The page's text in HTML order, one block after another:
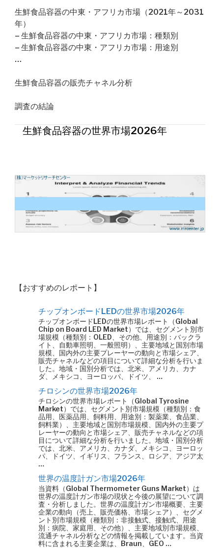
生鮮食品容器の中東・アフリカ市場（2021年～2031
年）
– 生鮮食品容器の中東・アフリカ市場：種類別
– 生鮮食品容器の中東・アフリカ市場：用途別
…
生鮮食品容器の販売チャネル分析
調査の結論
生鮮食品容器の世界市場2026年
【おすすめのレポート】
チップオンボードLEDの世界市場2026年
チップオンボードLEDの世界市場レポート（Global
Chip on Board LED Market）では、セグメント別市
場規模（種類別：OLED、その他、用途別：バックラ
イト、自動車照明、一般照明）、主要地域と国別市場
規模、国内外の主要プレーヤーの動向と市場シェア、
販売チャネルなどの項目について詳細な分析を行いま
した。地域・国別分析では、北米、アメリカ、カナ
ダ、メキシコ、ヨーロッパ、ドイツ、 …
チロシンの世界市場2026年
チロシンの世界市場レポート（Global Tyrosine
Market）では、セグメント別市場規模（種類別：食
品用、医薬品用、飼料用、用途別：製薬業、食品業、
飼料業）、主要地域と国別市場規模、国内外の主要プ
レーヤーの動向と市場シェア、販売チャネルなどの項
目について詳細な分析を行いました。地域・国別分析
では、北米、アメリカ、カナダ、メキシコ、ヨーロッ
パ、ドイツ、イギリス、フランス、ロシア、アジア太
…
世界の温度計ガン市場2026年
当資料（Global Thermometer Guns Market）は
世界の温度計ガン市場の現状と今後の展望について調
査・分析しました。世界の温度計ガン市場概要、主要
企業の動向（売上、販売価格、市場シェア）、セグメ
ント別市場規模（種類別：非接触式、接触式、用途
別：病院、家庭用、その他）、主要地域別市場規模、
流通チャネル分析などの情報を掲載しています。当資
料に含まれる主要企業は、Braun、GEO …